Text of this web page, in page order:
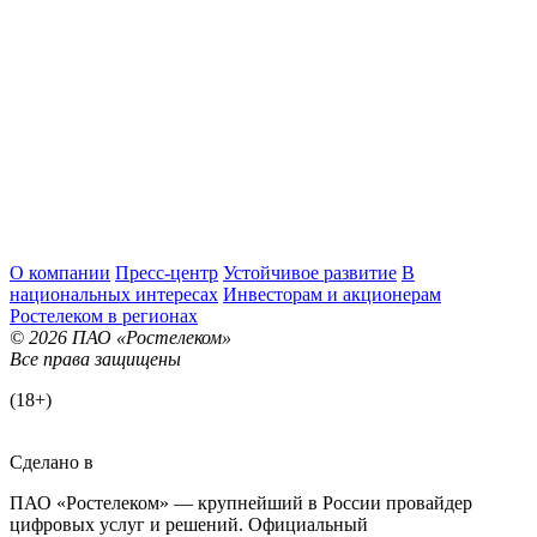
О компании Пресс-центр Устойчивое развитие В
национальных интересах Инвесторам и акционерам
Ростелеком в регионах
© 2026 ПАО «Ростелеком»
Все права защищены
(18+)
Сделано в
ПАО «Ростелеком» — крупнейший в России провайдер
цифровых услуг и решений. Официальный